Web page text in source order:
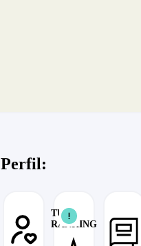
Perfil:
TU
RANKING